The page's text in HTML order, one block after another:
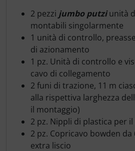
2 pezzi jumbo putziunità
montabili singolarmente
1 unità di controllo,
di azionamento
1 pz. Unità di controllo e
cavo di collegamento
2 funi di trazione, 11 m
alla rispettiva larghezza
il montaggio)
2 pz. Nippli di plastica per
2 pz. Copricavo bowden da
extra liscio